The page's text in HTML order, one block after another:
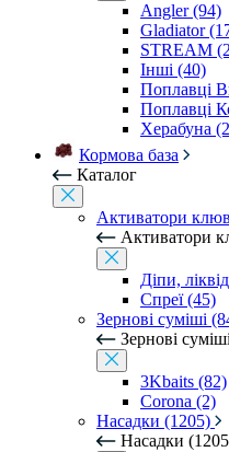
Angler (94)
Gladiator
STREAM
Інші (40)
Поплавці
Поплавці
Херабуна
Кормова база
Каталог
Активатори
Активатори
Діпи,
Спреї (45)
Зернові суміші
Зернові
3Kbaits (82)
Corona (2)
Насадки (1205)
Насадки